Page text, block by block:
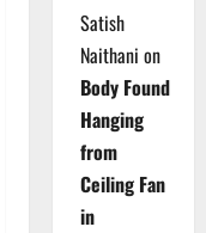
Satish
Naithani on
Body Found
Hanging
from
Ceiling Fan
in